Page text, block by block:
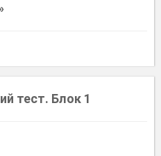
тест. Блок 1